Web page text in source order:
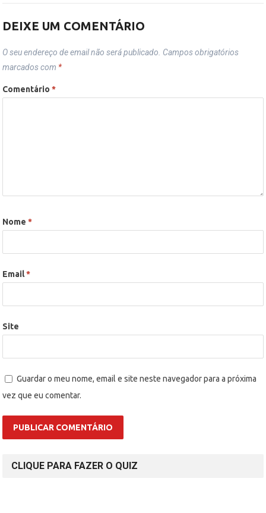
DEIXE UM COMENTÁRIO
O seu endereço de email não será publicado. Campos obrigatórios
marcados com *
Comentário*
Nome*
Email*
Site
Guardar o meu nome, email e site neste navegador para a próxima
vez que eu comentar.
CLIQUE PARA FAZER O QUIZ